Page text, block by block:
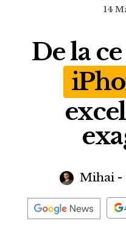
14
De la
Mihai -